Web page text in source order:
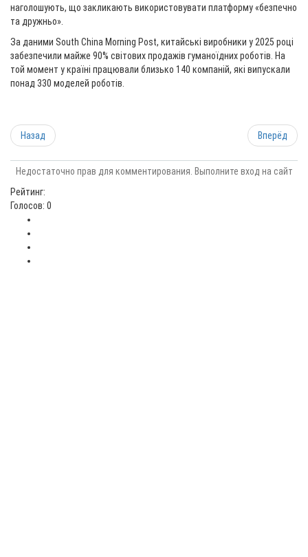
наголошують, що закликають використовувати платформу «безпечно
та дружньо».
За даними South China Morning Post, китайські виробники у 2025 році
забезпечили майже 90% світових продажів гуманоїдних роботів. На
той момент у країні працювали близько 140 компаній, які випускали
понад 330 моделей роботів.
Назад Вперёд
Недостаточно прав для комментирования. Выполните вход на сайт
Рейтинг:
Голосов: 0